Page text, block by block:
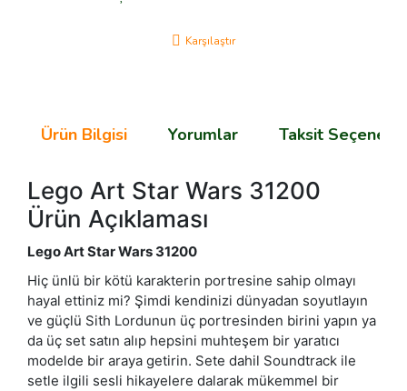
Karşılaştır
Ürün Bilgisi Yorumlar Taksit
Lego Art Star Wars 31200
Ürün Açıklaması
Lego Art Star Wars 31200
Hiç ünlü bir kötü karakterin portresine sahip olmayı
hayal ettiniz mi? Şimdi kendinizi dünyadan soyutlayın
ve güçlü Sith Lordunun üç portresinden birini yapın ya
da üç set satın alıp hepsini muhteşem bir yaratıcı
modelde bir araya getirin. Sete dahil Soundtrack ile
setle ilgili sesli hikayelere dalarak mükemmel bir